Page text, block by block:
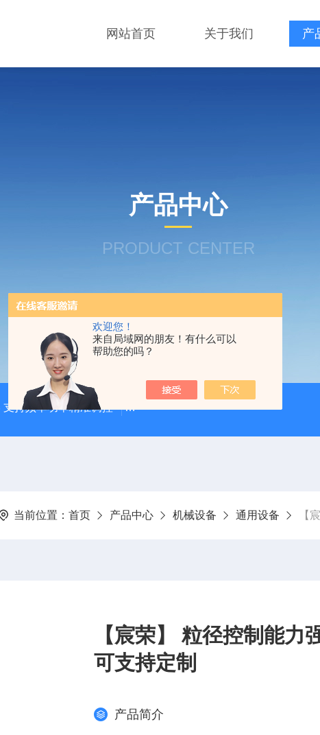
欢迎您！
来自局域网的朋友！有什么可以
帮助您的吗？
网站首页 关于我们 产
产品中心
PRODUCT CENTER
支持频率功率精准调控 【宸荣】 粒径控制能力强 金属粉末震
当前位置： 首页 产品中心 机械设备 通用设备 【
【宸荣】 粒径控制能
可支持定制
产品简介